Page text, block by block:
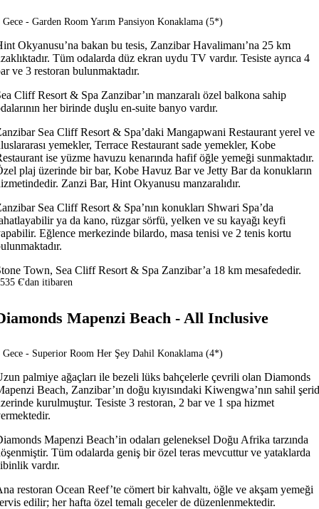
Gece - Garden Room Yarım Pansiyon Konaklama (5*)
Okyanusu’na bakan bu tesis, Zanzibar Havalimanı’na 25 km
Tüm odalarda düz ekran uydu TV vardır. Tesiste ayrıca 4
ve 3 restoran bulunmaktadır.
Cliff Resort & Spa Zanzibar’ın manzaralı özel balkona sahip
her birinde duşlu en-suite banyo vardır.
Sea Cliff Resort & Spa’daki Mangapwani Restaurant yerel ve
yemekler, Terrace Restaurant sade yemekler, Kobe
ise yüzme havuzu kenarında hafif öğle yemeği sunmaktadır.
plaj üzerinde bir bar, Kobe Havuz Bar ve Jetty Bar da konukların
Zanzi Bar, Hint Okyanusu manzaralıdır.
Sea Cliff Resort & Spa’nın konukları Shwari Spa’da
ya da kano, rüzgar sörfü, yelken ve su kayağı keyfi
Eğlence merkezinde bilardo, masa tenisi ve 2 tenis kortu
Town, Sea Cliff Resort & Spa Zanzibar’a 18 km mesafededir.
€'dan itibaren
Mapenzi Beach - All Inclusive
Gece - Superior Room Her Şey Dahil Konaklama (4*)
palmiye ağaçları ile bezeli lüks bahçelerle çevrili olan Diamonds
Beach, Zanzibar’ın doğu kıyısındaki Kiwengwa’nın sahil
kurulmuştur. Tesiste 3 restoran, 2 bar ve 1 spa hizmet
Mapenzi Beach’in odaları geleneksel Doğu Afrika tarzında
Tüm odalarda geniş bir özel teras mevcuttur ve yataklarda
vardır.
restoran Ocean Reef’te cömert bir kahvaltı, öğle ve akşam yemeği
edilir; her hafta özel temalı geceler de düzenlenmektedir.